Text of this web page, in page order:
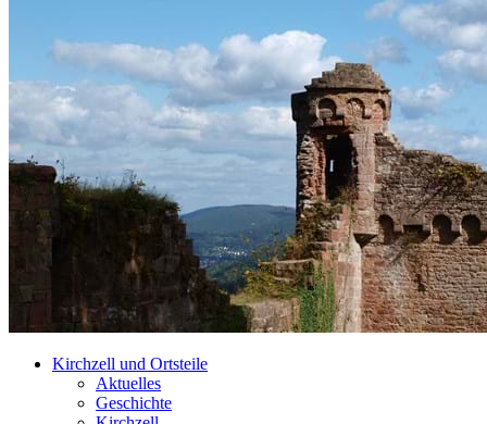
Kirchzell und Ortsteile
Aktuelles
Geschichte